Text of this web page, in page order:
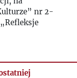
1960
nr 2-